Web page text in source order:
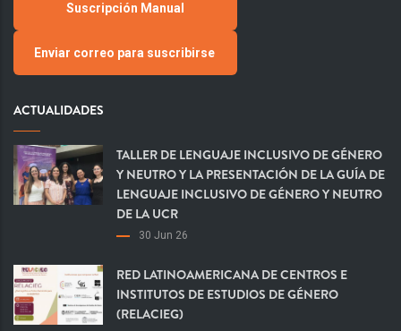
Suscripción Manual
Enviar correo para suscribirse
ACTUALIDADES
TALLER DE LENGUAJE INCLUSIVO DE GÉNERO
Y NEUTRO Y LA PRESENTACIÓN DE LA GUÍA DE
LENGUAJE INCLUSIVO DE GÉNERO Y NEUTRO
DE LA UCR
30 Jun 26
RED LATINOAMERICANA DE CENTROS E
INSTITUTOS DE ESTUDIOS DE GÉNERO
(RELACIEG)